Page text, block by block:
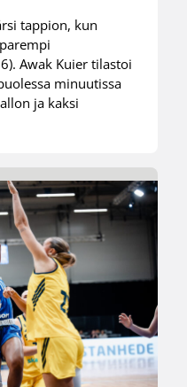
tappion, kun
Awak Kuier tilastoi
minuutissa
ja kaksi